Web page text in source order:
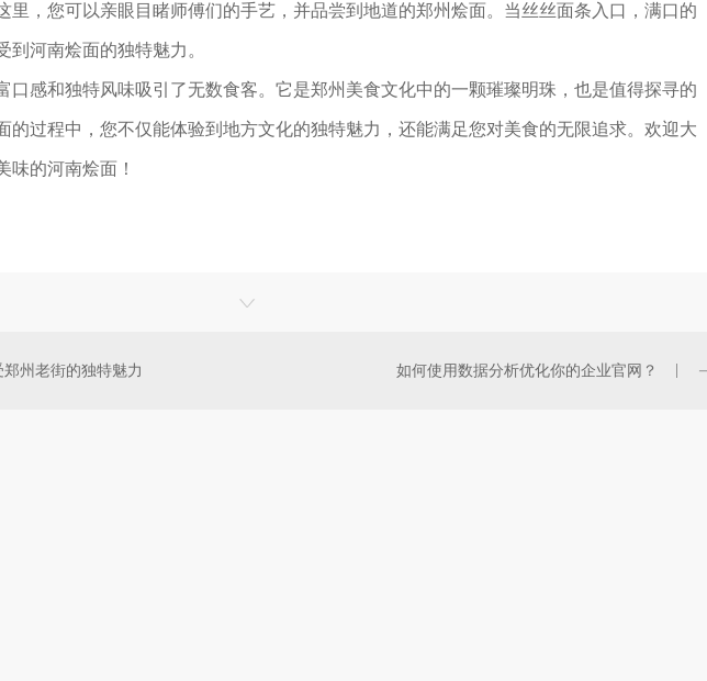
里，您可以亲眼目睹师傅们的手艺，并品尝到地道的郑州烩面。当丝丝面条入口，满口的
河南烩面的独特魅力。
口感和独特风味吸引了无数食客。它是郑州美食文化中的一颗璀璨明珠，也是值得探寻的
的过程中，您不仅能体验到地方文化的独特魅力，还能满足您对美食的无限追求。欢迎大
味的河南烩面！
州老街的独特魅力 如何使用数据分析优化你的企业官网？